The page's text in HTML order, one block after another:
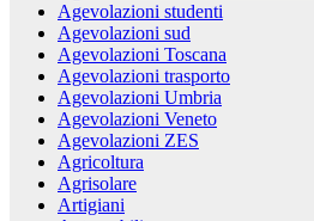
Agevolazioni studenti
Agevolazioni sud
Agevolazioni Toscana
Agevolazioni trasporto
Agevolazioni Umbria
Agevolazioni Veneto
Agevolazioni ZES
Agricoltura
Agrisolare
Artigiani